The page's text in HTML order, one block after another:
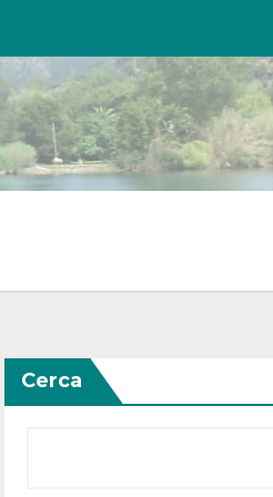
Cerca